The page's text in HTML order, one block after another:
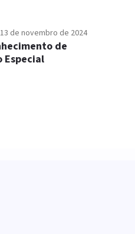
13 de novembro de 2024
de
Especial